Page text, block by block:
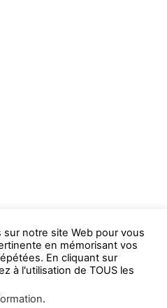
notre site Web pour vous
en mémorisant vos
En cliquant sur
à l'utilisation de TOUS les
.